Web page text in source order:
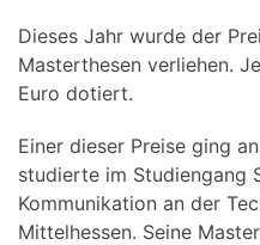
Dieses Jahr wurde der
Masterthesen verliehen.
Euro dotiert.
Einer dieser Preise ging
studierte im Studiengang
Kommunikation an der
Mittelhessen. Seine